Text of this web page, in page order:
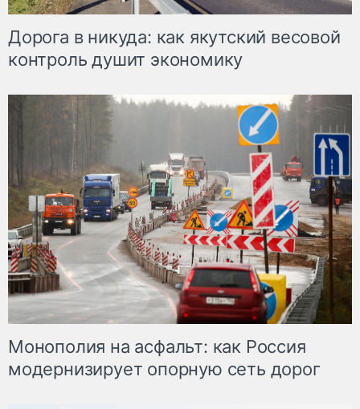
Дорога в никуда: как якутский весовой
контроль душит экономику
Монополия на асфальт: как Россия
модернизирует опорную сеть дорог